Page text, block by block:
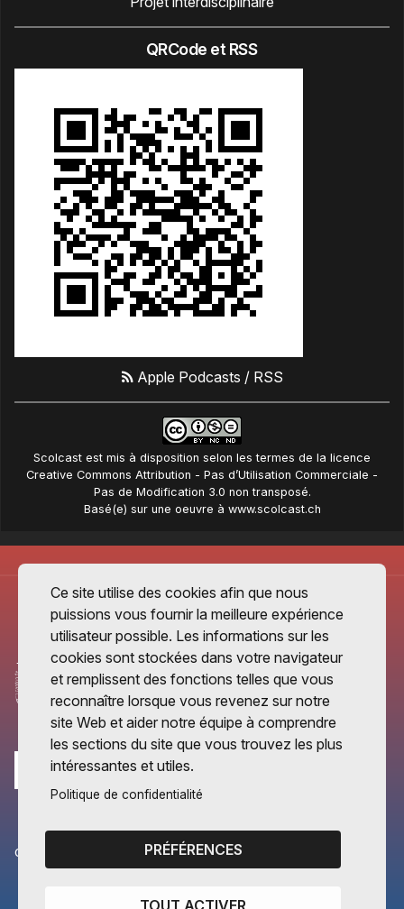
QRCode et RSS
Apple Podcasts / RSS
Scolcast est mis à disposition selon les termes de la licence
Creative Commons Attribution - Pas d’Utilisation Commerciale -
Pas de Modification 3.0 non transposé.
Basé(e) sur une oeuvre à www.scolcast.ch
CANTONS PARTENAIRES
Vaud
Ce site utilise des cookies afin que nous
puissions vous fournir la meilleure expérience
utilisateur possible. Les informations sur les
cookies sont stockées dans votre navigateur
et remplissent des fonctions telles que vous
reconnaître lorsque vous revenez sur notre
site Web et aider notre équipe à comprendre
les sections du site que vous trouvez les plus
intéressantes et utiles.
Politique de confidentialité
PRÉFÉRENCES
TOUT ACTIVER